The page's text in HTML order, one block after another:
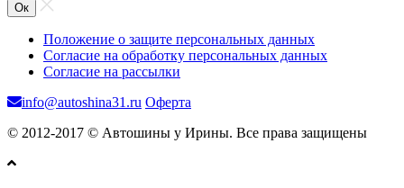
Ок
Положение о защите персональных данных
Согласие на обработку персональных данных
Согласие на рассылки
info@autoshina31.ru Оферта
© 2012-2017 © Автошины у Ирины. Все права защищены